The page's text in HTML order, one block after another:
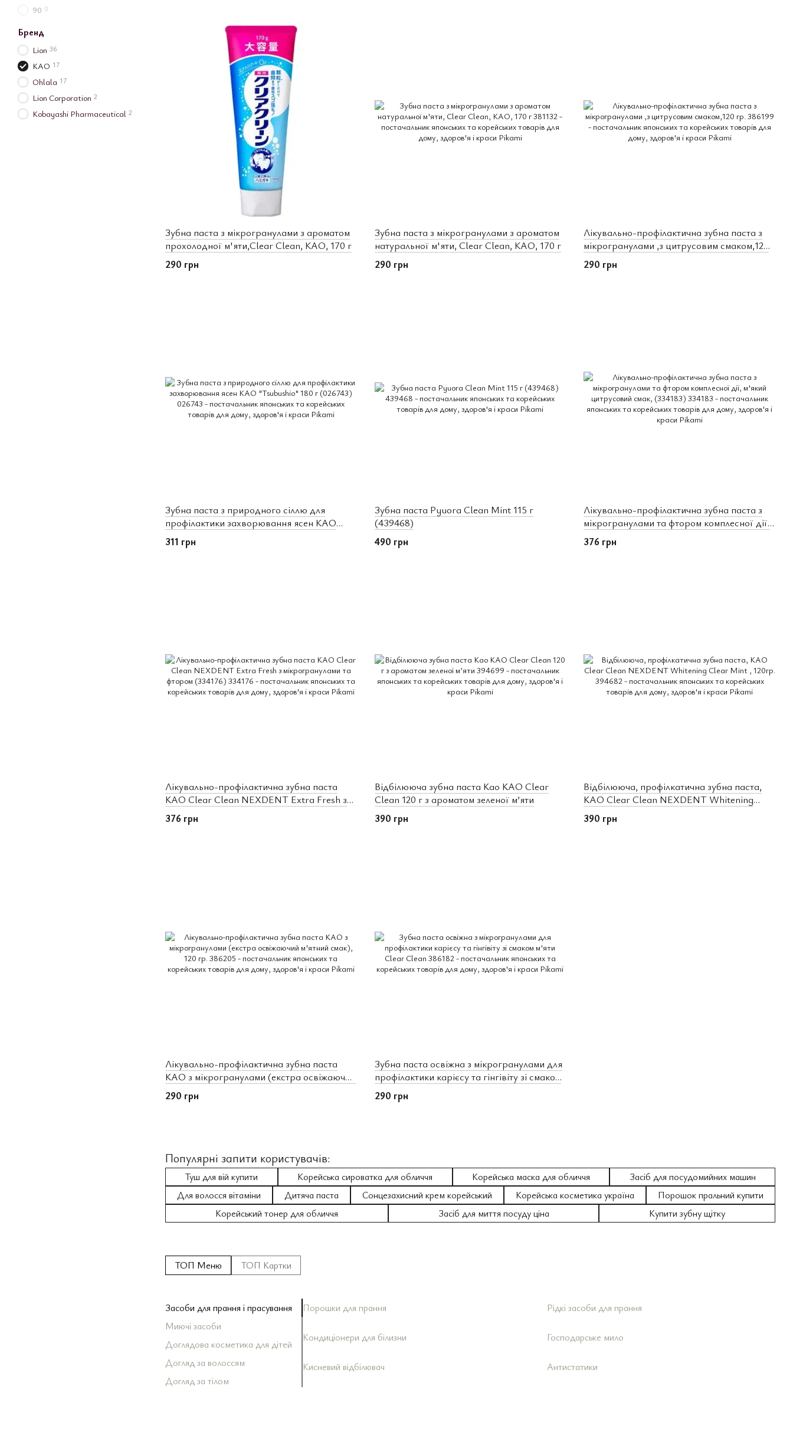
Популярні запити користувачів:
Туш для вій купити Корейська сироватка для обличчя Корейська маска для обличчя
Засіб для посудомийних машин
Для волосся вітаміни
Дитяча паста Сонцезахисний крем корейський Корейська косметика україна
Порошок пральний купити
Корейський тонер для обличчя
Засіб для миття посуду ціна Купити зубну щітку
ТОП Меню ТОП Картки
Засоби для прання і прасування
Миючі засоби
Доглядова косметика для дітей
Догляд за волоссям
Догляд за тілом
Порошки для прання Рідкі засоби для прання
Кондиціонери для білизни Господарське мило
Кисневий відбілювач Антистатики
Зубна паста з мікрогранулами з ароматом
прохолодної м'яти,Clear Clean, КАО, 170 г
290 грн
Зубна паста з мікрогранулами з ароматом
натуральної м'яти, Clear Clean, КАО, 170 г
290 грн
Лікувально-профілактична зубна паста з
мікрогранулами ,з цитрусовим смаком,120
гр.
290 грн
Зубна паста з природного сіллю для
профілактики захворювання ясен КАО
"Tsubushio" 180 г (026743)
311 грн
Зубна паста Pyuora Clean Mint 115 г
(439468)
490 грн
Лікувально-профілактична зубна паста з
мікрогранулами та фтором комплесної дії,
м'який цитрусовий смак, (334183)
376 грн
Лікувально-профілактична зубна паста
KAO Clear Clean NEXDENT Extra Fresh з
мікрогранулами та фтором (334176)
376 грн
Відбілююча зубна паста Kao KAO Clear
Clean 120 г з ароматом зеленої м’яти
390 грн
Відбілююча, профілкатична зубна паста,
KAO Clear Clean NEXDENT Whitening
Clear Mint , 120гр.
390 грн
Лікувально-профілактична зубна паста
KAO з мікрогранулами (екстра освіжаючий
м'ятний смак), 120 гр.
290 грн
Зубна паста освіжна з мікрогранулами для
профілактики карієсу та гінгівіту зі смаком
м'яти Clear Clean
290 грн
90 0
Бренд
Lion 36
KAO 17
Ohlala 17
Lion Corporation 2
Kobayashi Pharmaceutical 2